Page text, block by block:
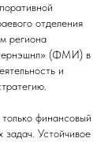
отделения
региона
(ФМИ) в
и
финансовый
задач. Устойчивое